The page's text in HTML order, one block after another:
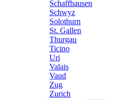
Schaffhausen
Schwyz
Solothurn
St. Gallen
Thurgau
Ticino
Uri
Valais
Vaud
Zug
Zurich